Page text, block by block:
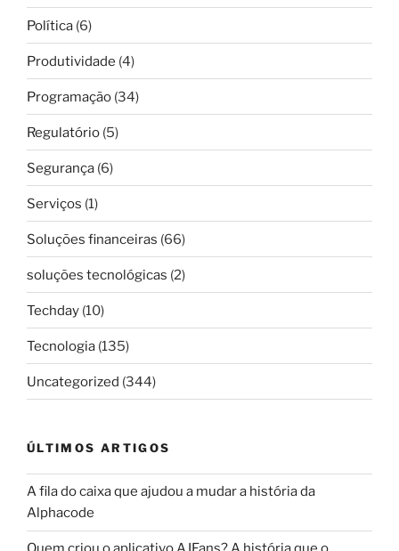
Política (6)
Produtividade (4)
Programação (34)
Regulatório (5)
Segurança (6)
Serviços (1)
Soluções financeiras (66)
soluções tecnológicas (2)
Techday (10)
Tecnologia (135)
Uncategorized (344)
ÚLTIMOS ARTIGOS
A fila do caixa que ajudou a mudar a história da
Alphacode